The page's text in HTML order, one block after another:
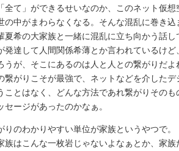
て」ができるせいなのか、このネット仮想
の中がまわらなくなる。そんな混乱に巻き込
夏希の大家族と一緒に混乱に立ち向かう話し
達して人間関係希薄とか言われているけど
うが、そこにあるのは人と人との繋がりだよ
繋がりこそが最強で、ネットなどを介したデ
ことはなく、どんな方法であれ繋がりそのも
セージがあったのかなぁ。
のわかりやすい単位が家族というやつで。
はこんな一枚岩じゃないよなぁとか、家族